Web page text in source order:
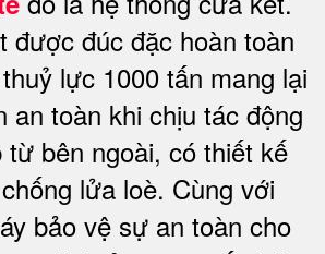
được đúc đặc hoàn toàn
lực 1000 tấn mang lại
an toàn khi chịu tác động
từ bên ngoài, có thiết kế
lửa loè. Cùng với
bảo vệ sự an toàn cho